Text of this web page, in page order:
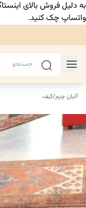
به دلیل فروش بالای
واتساپ چک کنید.
آلیان چرم/کیف